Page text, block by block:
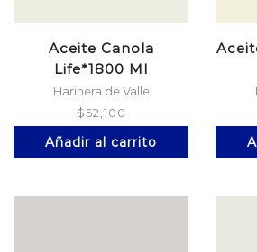
Aceite Canola
Life*1800 Ml
Harinera de Valle
$52,100
Añadir al carrito